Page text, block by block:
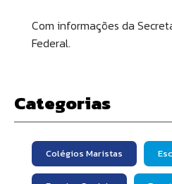
Com informações da
Federal.
Categorias
Colégios Maristas